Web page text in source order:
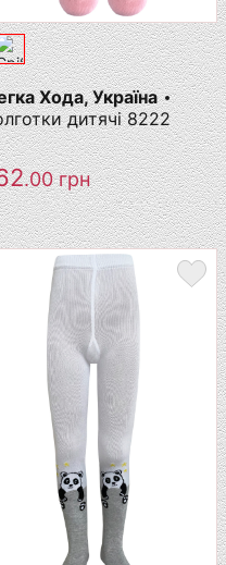
Хода, Україна
дитячі 8222
.00грн